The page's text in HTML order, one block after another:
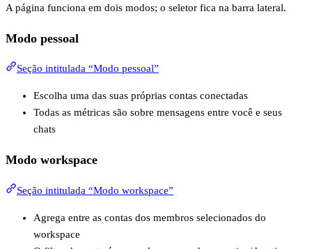
A página funciona em dois modos; o seletor fica na barra lateral.
Modo pessoal
Seção intitulada “Modo pessoal”
Escolha uma das suas próprias contas conectadas
Todas as métricas são sobre mensagens entre você e seus
chats
Modo workspace
Seção intitulada “Modo workspace”
Agrega entre as contas dos membros selecionados do
workspace